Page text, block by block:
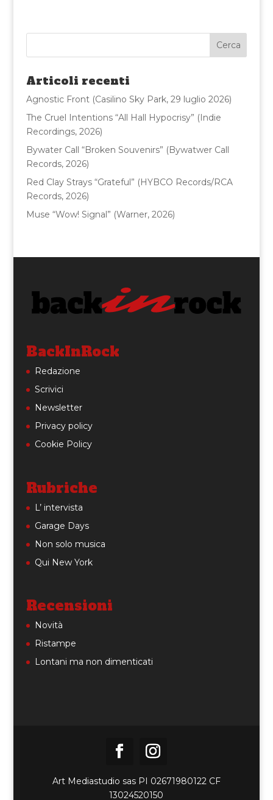
e
b
o
o
k
te
r
l
di
vi
di
Articoli recenti
Agnostic Front (Casilino Sky Park, 29 luglio 2026)
The Cruel Intentions “All Hall Hypocrisy” (Indie
Recordings, 2026)
Bywater Call “Broken Souvenirs” (Bywatwer Call
Records, 2026)
Red Clay Strays “Grateful” (HYBCO Records/RCA
Records, 2026)
Muse “Wow! Signal” (Warner, 2026)
BackInRock
Redazione
Scrivici
Newsletter
Privacy policy
Cookie Policy
Rubriche
L’ intervista
Garage Days
Non solo musica
Qui New York
Recensioni
Novità
Ristampe
Lontani ma non dimenticati
Art Mediastudio sas PI 02671980122 CF
13024520150